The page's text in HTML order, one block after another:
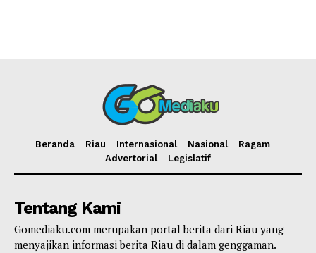
Beranda Riau Internasional Nasional
Ragam
Advertorial
Legislatif
Tentang Kami
Gomediaku.com merupakan portal berita dari Riau yang
menyajikan informasi berita Riau di dalam genggaman.